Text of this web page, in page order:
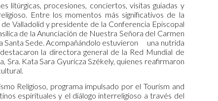
litúrgicas, procesiones, conciertos, visitas guiadas y
Entre los momentos más significativos de la
Valladolid y presidente de la Conferencia Episcopal
de la Anunciación de Nuestra Señora del Carmen
Santa Sede. Acompañándolo estuvieron una nutrida
la directora general de la Red Mundial de
Sra. Kata Sara Gyuricza Székely, quienes reafirmaron
Religioso, programa impulsado por el Tourism and
espirituales y el diálogo interreligioso a través del